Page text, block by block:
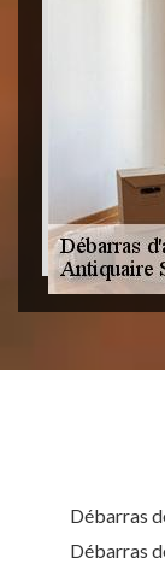
Débarras
Débarras